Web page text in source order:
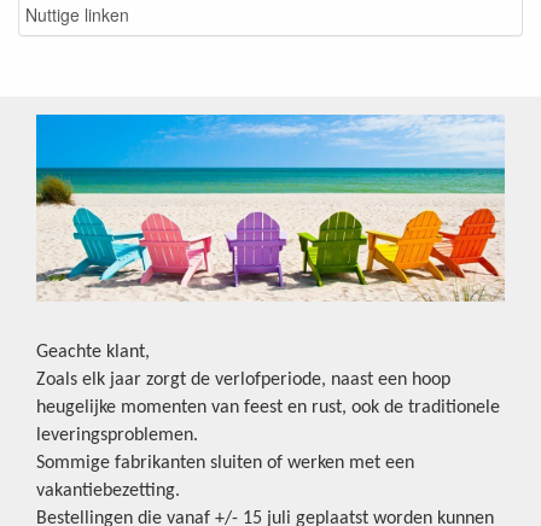
Nuttige linken
Geachte klant,
Zoals elk jaar zorgt de verlofperiode, naast een hoop
heugelijke momenten van feest en rust, ook de traditionele
leveringsproblemen.
Sommige fabrikanten sluiten of werken met een
vakantiebezetting.
Bestellingen die vanaf +/- 15 juli geplaatst worden kunnen